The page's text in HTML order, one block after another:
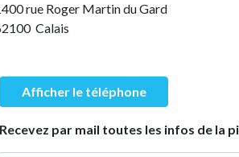
rue Roger Martin du Gard
Calais
Afficher le téléphone
Recevez par mail toutes les infos de la